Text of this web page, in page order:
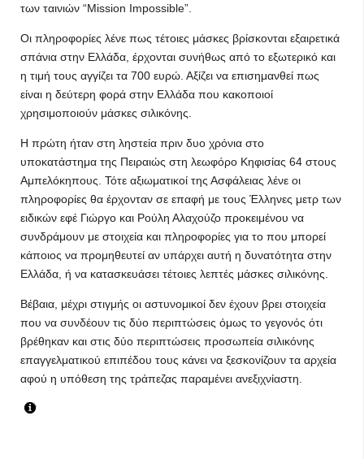
των ταινιών “Mission Impossible”.
Οι πληροφορίες λένε πως τέτοιες μάσκες βρίσκονται εξαιρετικά
σπάνια στην Ελλάδα, έρχονται συνήθως από το εξωτερικό και
η τιμή τους αγγίζει τα 700 ευρώ. Αξίζει να επισημανθεί πως
είναι η δεύτερη φορά στην Ελλάδα που κακοποιοί
χρησιμοποιούν μάσκες σιλικόνης.
Η πρώτη ήταν στη ληστεία πριν δυο χρόνια στο
υποκατάστημα της Πειραιώς στη λεωφόρο Κηφισίας 64 στους
Αμπελόκηπους. Τότε αξιωματικοί της Ασφάλειας λένε οι
πληροφορίες θα έρχονταν σε επαφή με τους Έλληνες μετρ των
ειδικών εφέ Γιώργο και Ρούλη Αλαχούζο προκειμένου να
συνδράμουν με στοιχεία και πληροφορίες για το που μπορεί
κάποιος να προμηθευτεί αν υπάρχει αυτή η δυνατότητα στην
Ελλάδα, ή να κατασκευάσει τέτοιες λεπτές μάσκες σιλικόνης.
Βέβαια, μέχρι στιγμής οι αστυνομικοί δεν έχουν βρει στοιχεία
που να συνδέουν τις δύο περιπτώσεις όμως το γεγονός ότι
βρέθηκαν και στις δύο περιπτώσεις προσωπεία σιλικόνης
επαγγελματικού επιπέδου τους κάνει να ξεσκονίζουν τα αρχεία
αφού η υπόθεση της τράπεζας παραμένει ανεξιχνίαστη.